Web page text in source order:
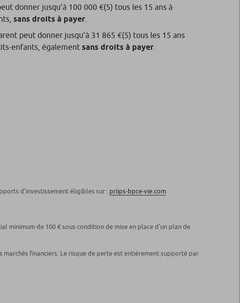
donner jusqu’à 100 000 €(5) tous les 15 ans à
sans droits à payer
peut donner jusqu’à 31 865 €(5) tous les 15 ans
enfants, également sans droits à payer
d’investissement éligibles sur : priips-bpce-vie.com
minimum de 100 € sous condition de mise en place d’un plan de
financiers. Le risque de perte est entièrement supporté par